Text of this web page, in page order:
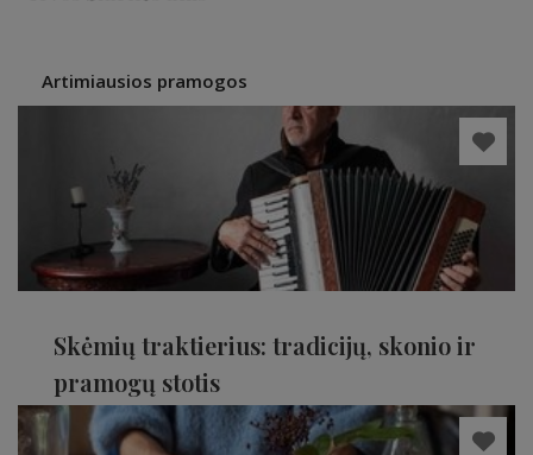
Artimiausios pramogos
Skėmių traktierius: tradicijų, skonio ir
pramogų stotis
Radviliškio rajonas